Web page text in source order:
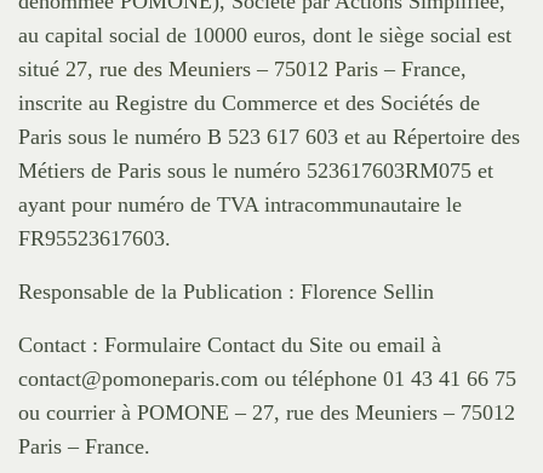
au capital social de 10000 euros, dont le siège social est
situé27, rue des Meuniers – 75012 Paris – France,
inscrite au Registre du Commerce et des Sociétés de
Paris sous le numéro B 523 617 603 et au Répertoire des
Métiers de Paris sous le numéro 523617603RM075 et
ayant pour numéro de TVA intracommunautaire le
FR95523617603.
Responsable de la Publication : Florence Sellin
Contact : Formulaire Contact du Site ou email à
contact@pomoneparis.com ou téléphone 01 43 41 66 75
ou courrier à POMONE – 27, rue des Meuniers – 75012
Paris – France.